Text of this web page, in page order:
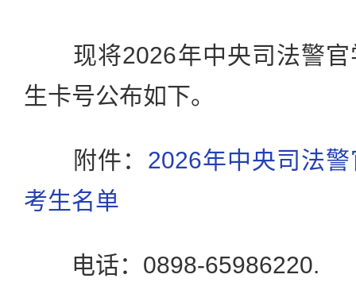
现将2026年中央司法警官
生卡号公布如下。
附件： 2026年中央司法
考生名单
电话：0898-65986220.